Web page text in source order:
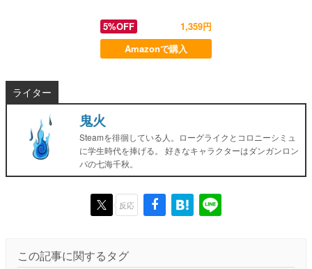
5%OFF
1,359円
Amazonで購入
ライター
鬼火
Steamを徘徊している人。ローグライクとコロニーシミュ
に学生時代を捧げる。 好きなキャラクターはダンガンロン
パの七海千秋。
反応
この記事に関するタグ